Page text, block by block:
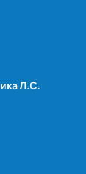
Л.С.